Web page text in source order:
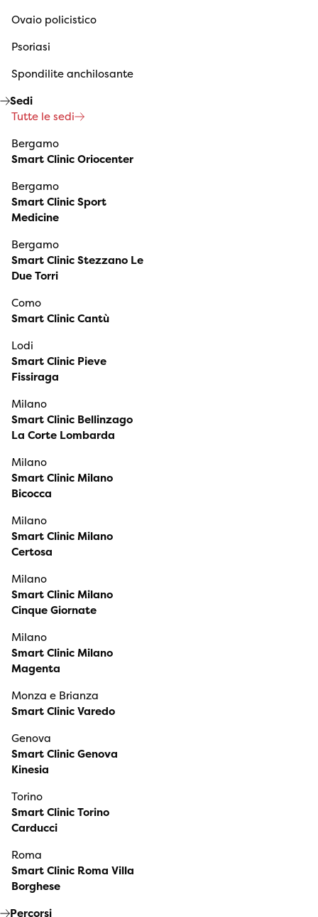
Ovaio policistico
Psoriasi
Spondilite anchilosante
Sedi
Tutte le sedi
Bergamo
Smart Clinic Oriocenter
Bergamo
Smart Clinic Sport
Medicine
Bergamo
Smart Clinic Stezzano Le
Due Torri
Como
Smart Clinic Cantù
Lodi
Smart Clinic Pieve
Fissiraga
Milano
Smart Clinic Bellinzago
La Corte Lombarda
Milano
Smart Clinic Milano
Bicocca
Milano
Smart Clinic Milano
Certosa
Milano
Smart Clinic Milano
Cinque Giornate
Milano
Smart Clinic Milano
Magenta
Monza e Brianza
Smart Clinic Varedo
Genova
Smart Clinic Genova
Kinesia
Torino
Smart Clinic Torino
Carducci
Roma
Smart Clinic Roma Villa
Borghese
Percorsi